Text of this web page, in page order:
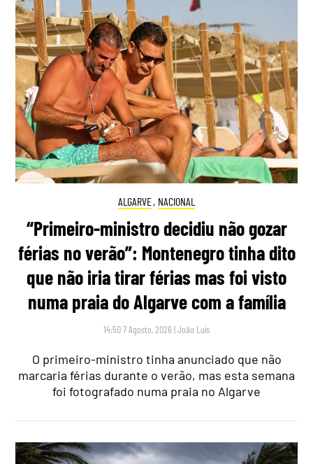
ALGARVE, NACIONAL
“Primeiro-ministro decidiu não gozar
férias no verão”: Montenegro tinha dito
que não iria tirar férias mas foi visto
numa praia do Algarve com a família
14:50 7 Agosto, 2026 |João Luís
O primeiro-ministro tinha anunciado que não
marcaria férias durante o verão, mas esta semana
foi fotografado numa praia no Algarve